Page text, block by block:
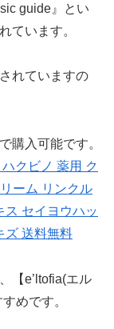
guide』とい
ています。
れていますの
購入可能です。
クビノ 薬用 ク
ーム リンクル
ス セイヨウハッ
ズ 送料無料
【e’ltofia(エル
めです。